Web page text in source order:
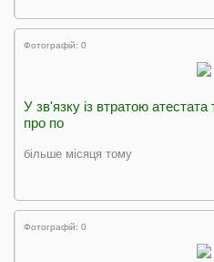
Фотографій: 0
У зв'язку із втратою
про по
більше місяця тому
Фотографій: 0